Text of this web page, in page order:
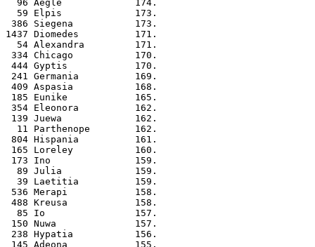
  96 Aegle             174.
  59 Elpis             173.
386 Siegena           173.
1437 Diomedes          171.
  54 Alexandra         171.
334 Chicago           170.
444 Gyptis            170.
241 Germania          169.
409 Aspasia           168.
185 Eunike            165.
354 Eleonora          162.
139 Juewa             162.
  11 Parthenope        162.
804 Hispania          161.
165 Loreley           160.
173 Ino               159.
  89 Julia             159.
  39 Laetitia          159.
536 Merapi            158.
488 Kreusa            158.
  85 Io                157.
150 Nuwa              157.
238 Hypatia           156.
145 Adeona            155.